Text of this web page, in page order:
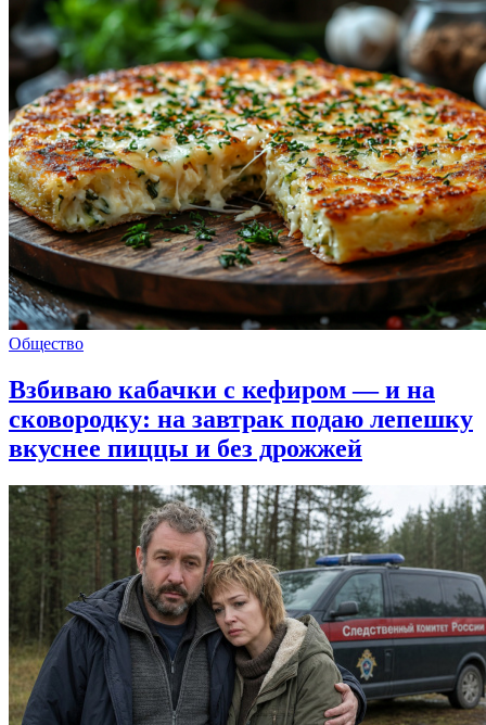
Общество
Взбиваю кабачки с кефиром — и на
сковородку: на завтрак подаю лепешку
вкуснее пиццы и без дрожжей